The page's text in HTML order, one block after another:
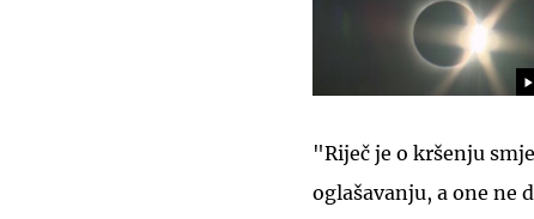
"Riječ je o kršenju
oglašavanju, a one ne